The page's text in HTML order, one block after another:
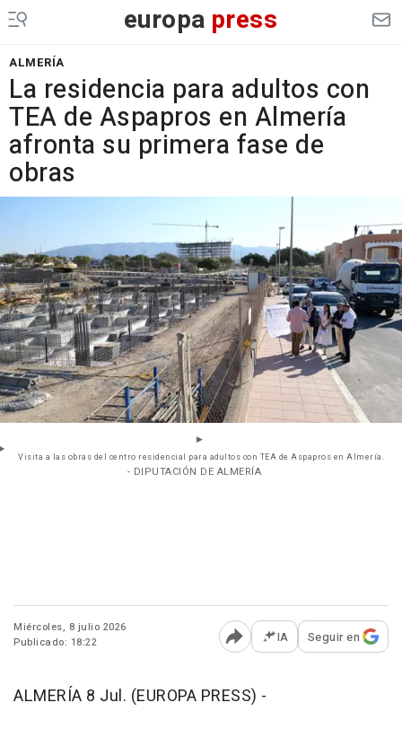
europa press
ALMERÍA
La residencia para adultos con
TEA de Aspapros en Almería
afronta su primera fase de
obras
Visita a las obras del centro residencial para adultos con TEA de Aspapros en Almería.
- DIPUTACIÓN DE ALMERÍA
Miércoles, 8 julio 2026
Publicado: 18:22
Abrir opciones para
IA Seguir en
ALMERÍA 8 Jul. (EUROPA PRESS) -